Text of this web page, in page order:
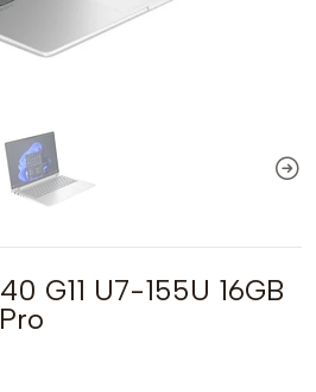
G11 U7-155U 16GB